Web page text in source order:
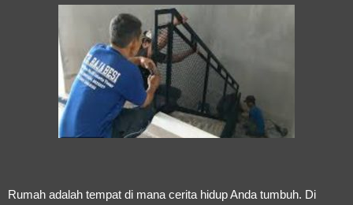
Rumah adalah tempat di mana cerita hidup Anda tumbuh. Di